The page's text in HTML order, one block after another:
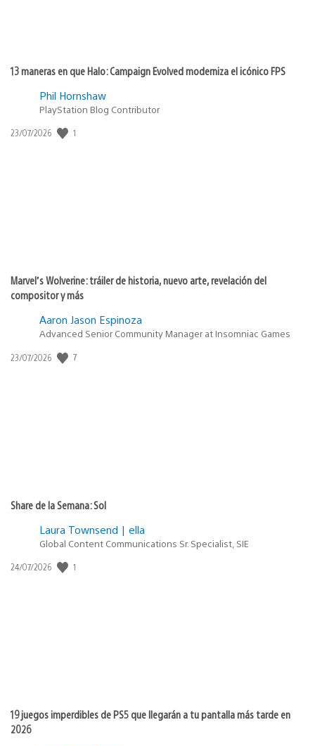
13 maneras en que Halo: Campaign Evolved moderniza el icónico FPS
Phil Hornshaw
PlayStation Blog Contributor
Fecha
23/07/2026 1
Marvel’s Wolverine: tráiler de historia, nuevo arte, revelación del
compositor y más
Aaron Jason Espinoza
Advanced Senior Community Manager at Insomniac Games
Fecha
23/07/2026 7
Share de la Semana: Sol
Laura Townsend | ella
Global Content Communications Sr. Specialist, SIE
Fecha
24/07/2026 1
19 juegos imperdibles de PS5 que llegarán a tu pantalla más tarde en
2026